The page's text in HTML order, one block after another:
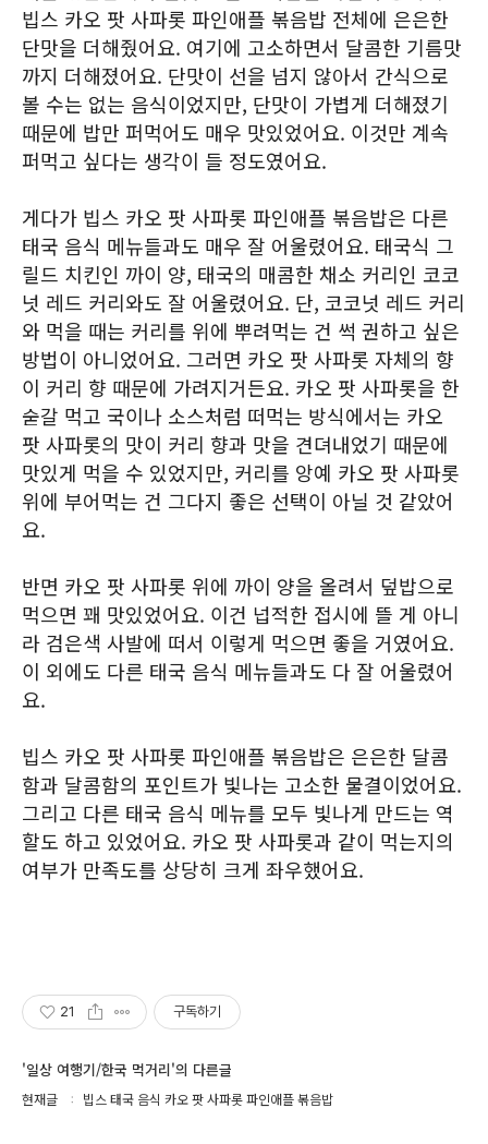
빕스 카오 팟 사파롯 파인애플 볶음밥 전체에 은은한
단맛을 더해줬어요. 여기에 고소하면서 달콤한 기름맛
까지 더해졌어요. 단맛이 선을 넘지 않아서 간식으로
볼 수는 없는 음식이었지만, 단맛이 가볍게 더해졌기
때문에 밥만 퍼먹어도 매우 맛있었어요. 이것만 계속
퍼먹고 싶다는 생각이 들 정도였어요.
게다가 빕스 카오 팟 사파롯 파인애플 볶음밥은 다른
태국 음식 메뉴들과도 매우 잘 어울렸어요. 태국식 그
릴드 치킨인 까이 양, 태국의 매콤한 채소 커리인 코코
넛 레드 커리와도 잘 어울렸어요. 단, 코코넛 레드 커리
와 먹을 때는 커리를 위에 뿌려먹는 건 썩 권하고 싶은
방법이 아니었어요. 그러면 카오 팟 사파롯 자체의 향
이 커리 향 때문에 가려지거든요. 카오 팟 사파롯을 한
숟갈 먹고 국이나 소스처럼 떠먹는 방식에서는 카오
팟 사파롯의 맛이 커리 향과 맛을 견뎌내었기 때문에
맛있게 먹을 수 있었지만, 커리를 앙예 카오 팟 사파롯
위에 부어먹는 건 그다지 좋은 선택이 아닐 것 같았어
요.
반면 카오 팟 사파롯 위에 까이 양을 올려서 덮밥으로
먹으면 꽤 맛있었어요. 이건 넙적한 접시에 뜰 게 아니
라 검은색 사발에 떠서 이렇게 먹으면 좋을 거였어요.
이 외에도 다른 태국 음식 메뉴들과도 다 잘 어울렸어
요.
빕스 카오 팟 사파롯 파인애플 볶음밥은 은은한 달콤
함과 달콤함의 포인트가 빛나는 고소한 물결이었어요.
그리고 다른 태국 음식 메뉴를 모두 빛나게 만드는 역
할도 하고 있었어요. 카오 팟 사파롯과 같이 먹는지의
여부가 만족도를 상당히 크게 좌우했어요.
21 구독하기
'일상 여행기/한국 먹거리'의 다른글
현재글 빕스 태국 음식 카오 팟 사파롯 파인애플 볶음밥